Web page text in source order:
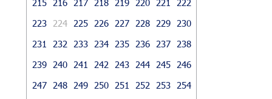
215
216 217 218 219 220 221
222
223
224 225 226 227 228 229
230
231
232 233 234 235 236 237
238
239
240 241 242 243 244 245
246
247
248 249 250 251 252 253
254